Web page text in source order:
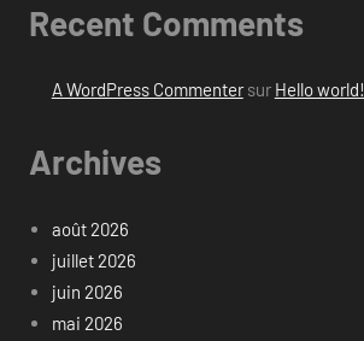
Recent Comments
A WordPress Commentersur Hello world!
Archives
août 2026
juillet 2026
juin 2026
mai 2026